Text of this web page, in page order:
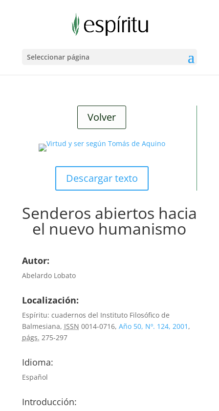
Seleccionar página
Volver
Descargar texto
Senderos abiertos hacia
el nuevo humanismo
Autor:
Abelardo Lobato
Localización:
Espíritu: cuadernos del Instituto Filosófico de
Balmesiana, ISSN 0014-0716, Año 50, Nº. 124, 2001 ,
págs. 275-297
Idioma:
Español
Introducción: